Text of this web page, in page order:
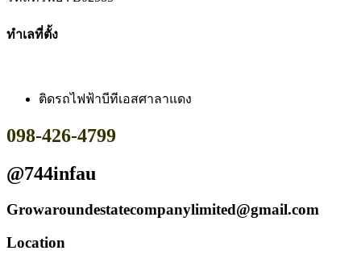
ทำเลที่ตั้ง
ติดรถไฟฟ้าบีทีเอสศาลาแดง
098-426-4799
@744infau
Growaroundestatecompanylimited@gmail.com
Location